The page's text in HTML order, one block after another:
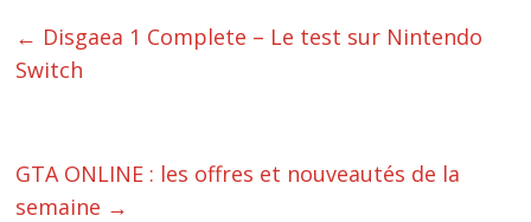
← Disgaea 1 Complete – Le test sur Nintendo
Switch
GTA ONLINE : les offres et nouveautés de la
semaine →